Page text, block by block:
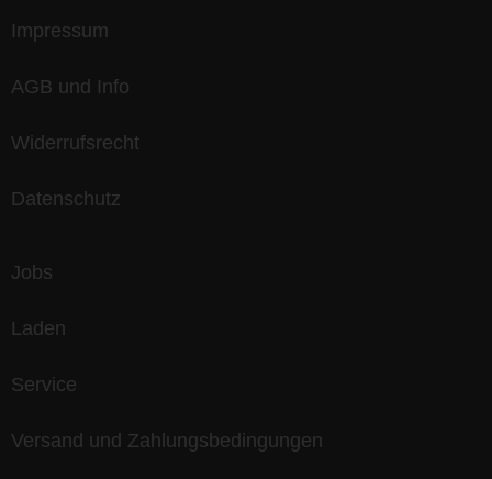
Impressum
AGB und Info
Widerrufsrecht
Datenschutz
Jobs
Laden
Service
Versand und Zahlungsbedingungen